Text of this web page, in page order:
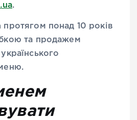
.
протягом понад 10 років
та продажем